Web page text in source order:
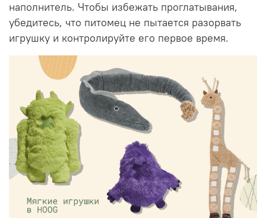
наполнитель. Чтобы избежать проглатывания,
убедитесь, что питомец не пытается разорвать
игрушку и контролируйте его первое время.